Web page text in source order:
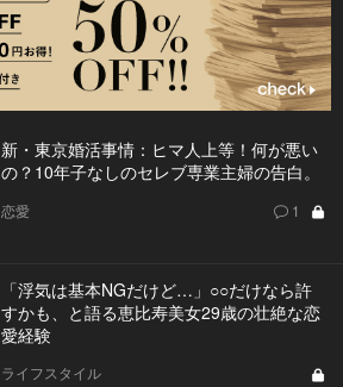
新・東京婚活事情：ヒマ人上等！何が悪い
の？10年子なしのセレブ専業主婦の告白。
恋愛 1
「浮気は基本NGだけど…」○○だけなら許
すかも、と語る恵比寿美女29歳の壮絶な恋
愛経験
ライフスタイル